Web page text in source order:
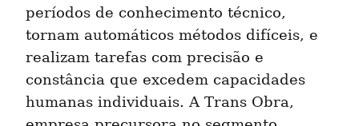
períodos de conhecimento técnico,
tornam automáticos métodos difíceis, e
realizam tarefas com precisão e
constância que excedem capacidades
humanas individuais. A Trans Obra,